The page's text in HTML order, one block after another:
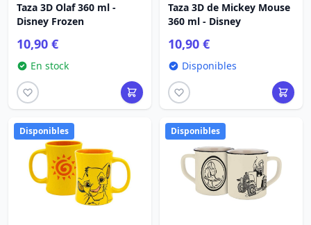
Taza 3D Olaf 360 ml -
Disney Frozen
10,90 €
En stock
Taza 3D de Mickey Mouse
360 ​​ml - Disney
10,90 €
Disponibles
Disponibles Disponibles